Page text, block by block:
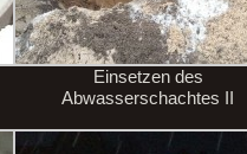
Einsetzen des
Abwasserschachtes II